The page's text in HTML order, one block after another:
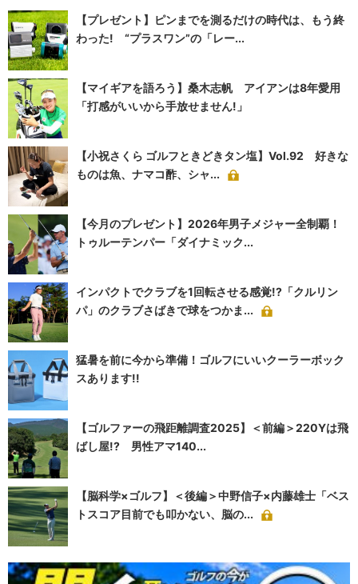
【プレゼント】ピンまでを測るだけの時代は、もう終
わった! “プラスワン”の「レー...
【マイギアを語ろう】桑木志帆 アイアンは8年愛用
「打感がいいから手放せません!」
【小祝さくら ゴルフときどきタン塩】Vol.92 好きな
ものは魚、ナマコ酢、シャ...
【今月のプレゼント】2026年男子メジャー全制覇！
トゥルーテンパー「ダイナミック...
インパクトでクラブを1回転させる感覚!?「クルリン
パ」のクラブさばきで球をつかま...
猛暑を前に今から準備！ゴルフにいいクーラーボック
スあります!!
【ゴルファーの飛距離調査2025】＜前編＞220Yは飛
ばし屋!? 男性アマ140...
【脳科学×ゴルフ】＜後編＞中野信子×内藤雄士「ベス
トスコア目前でも叩かない、脳の...